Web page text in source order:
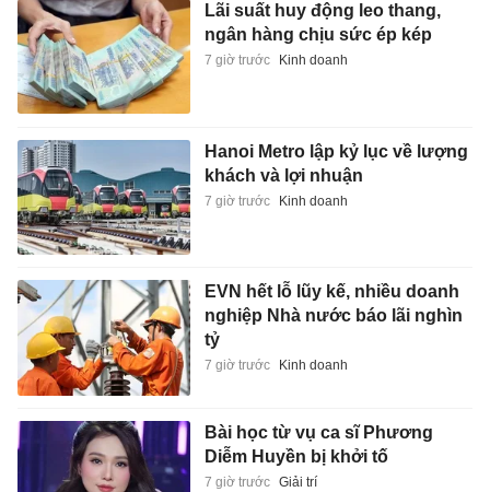
Lãi suất huy động leo thang,
ngân hàng chịu sức ép kép
7 giờ trước Kinh doanh
Hanoi Metro lập kỷ lục về lượng
khách và lợi nhuận
7 giờ trước Kinh doanh
EVN hết lỗ lũy kế, nhiều doanh
nghiệp Nhà nước báo lãi nghìn
tỷ
7 giờ trước Kinh doanh
Bài học từ vụ ca sĩ Phương
Diễm Huyền bị khởi tố
7 giờ trước Giải trí